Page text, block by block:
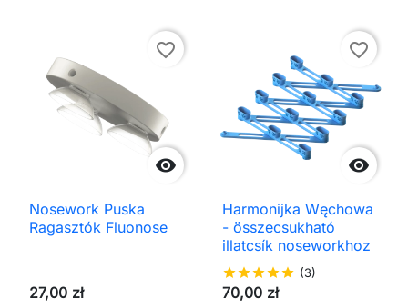

favorite_border
Nosework Puska
Ragasztók Fluonose
27,00 zł

favorite_border
Harmonijka Węchowa
- összecsukható
illatcsík noseworkhoz
starstarstarstarstar (3)
70,00 zł